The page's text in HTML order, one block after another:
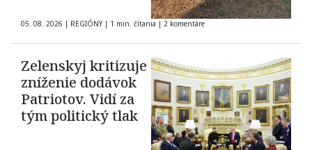
05. 08. 2026 | REGIÓNY | 1 min. čítania | 2 komentáre
Zelenskyj kritizuje
zníženie dodávok
Patriotov. Vidí za
tým politický tlak